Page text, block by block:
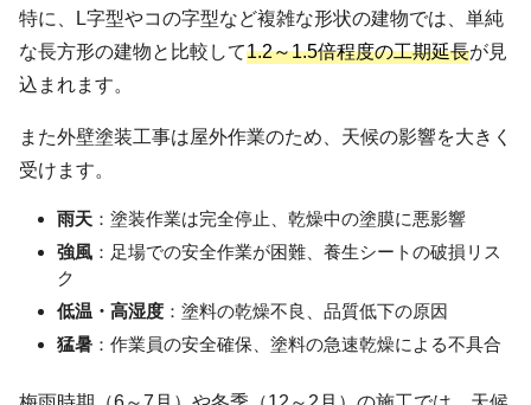
特に、L字型やコの字型など複雑な形状の建物では、単純
な長方形の建物と比較して1.2～1.5倍程度の工期延長が見
込まれます。
また外壁塗装工事は屋外作業のため、天候の影響を大きく
受けます。
雨天 ：塗装作業は完全停止、乾燥中の塗膜に悪影響
強風 ：足場での安全作業が困難、養生シートの破損リス
ク
低温・高湿度 ：塗料の乾燥不良、品質低下の原因
猛暑 ：作業員の安全確保、塗料の急速乾燥による不具合